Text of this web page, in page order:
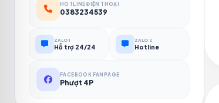
HOTLINE ĐIỆN THOẠI
0383234539
ZALO 1
Hỗ trợ 24/24
ZALO 2
Hotline
FACEBOOK FANPAGE
Phượt 4P